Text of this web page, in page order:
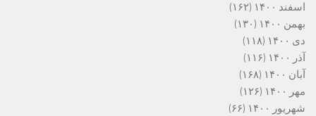
اسفند ۱۴۰۰
(۱۶۲)
بهمن ۱۴۰۰
(۱۳۰)
دی ۱۴۰۰
(۱۱۸)
آذر ۱۴۰۰
(۱۱۶)
آبان ۱۴۰۰
(۱۶۸)
مهر ۱۴۰۰
(۱۲۶)
شهریور ۱۴۰۰
(۶۶)